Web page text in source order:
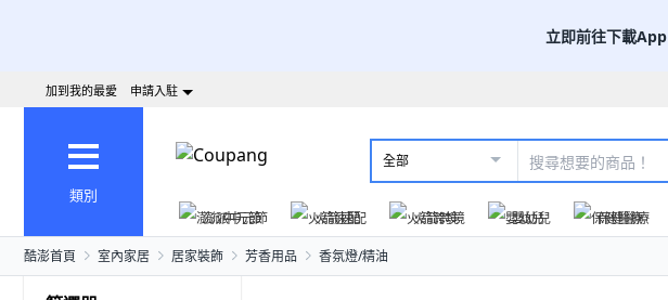
立即前往下載App
加到我的最愛 申請入駐
類別
全部
澎派中元節 火箭速配 火箭跨境 嬰幼兒 保健醫療
酷澎首頁 室內家居 居家裝飾 芳香用品 香氛燈/精油